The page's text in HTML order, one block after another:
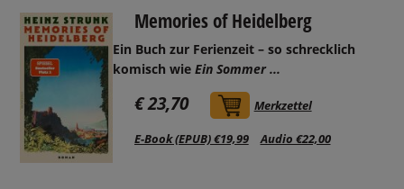
Memories of Heidelberg
Ein Buch zur Ferienzeit – so schrecklich
komisch wie Ein Sommer ...
€ 23,70 In den Warenkorb
Merkzettel
E-Book (EPUB) €19,99 Audio €22,00